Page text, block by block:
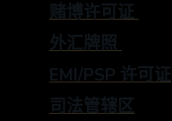
赌博许可证
外汇牌照
EMI/PSP 许可证
司法管辖区